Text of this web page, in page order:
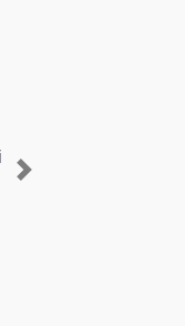
per
daNext